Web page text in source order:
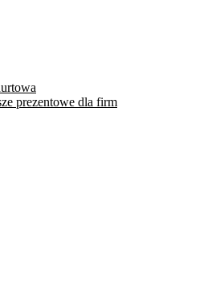
prezentowe dla firm